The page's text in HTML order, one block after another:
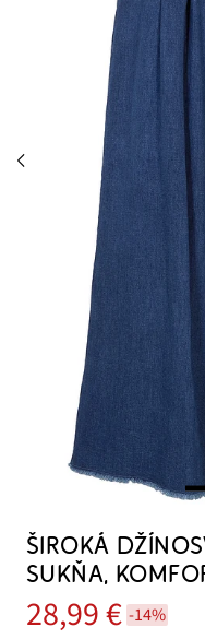
ŠIROKÁ
SUKŇA,
28,99 € -14%